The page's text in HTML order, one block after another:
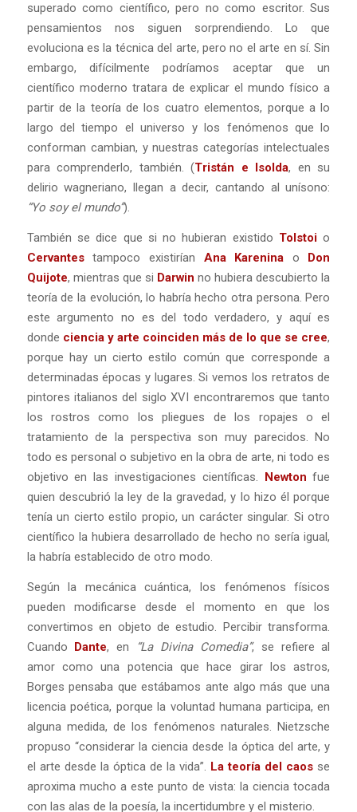
superado como científico, pero no como escritor. Sus
pensamientos nos siguen sorprendiendo. Lo que
evoluciona es la técnica del arte, pero no el arte en sí. Sin
embargo, difícilmente podríamos aceptar que un
científico moderno tratara de explicar el mundo físico a
partir de la teoría de los cuatro elementos, porque a lo
largo del tiempo el universo y los fenómenos que lo
conforman cambian, y nuestras categorías intelectuales
para comprenderlo, también. (Tristán e Isolda, en su
delirio wagneriano, llegan a decir, cantando al unísono:
“Yo soy el mundo”).
También se dice que si no hubieran existido Tolstoi o
Cervantestampoco existirían Ana Karenina o Don
Quijote, mientras que si Darwin no hubiera descubierto la
teoría de la evolución, lo habría hecho otra persona. Pero
este argumento no es del todo verdadero, y aquí es
donde ciencia y arte coinciden más de lo que se cree,
porque hay un cierto estilo común que corresponde a
determinadas épocas y lugares. Si vemos los retratos de
pintores italianos del siglo XVI encontraremos que tanto
los rostros como los pliegues de los ropajes o el
tratamiento de la perspectiva son muy parecidos. No
todo es personal o subjetivo en la obra de arte, ni todo es
objetivo en las investigaciones científicas. Newton fue
quien descubrió la ley de la gravedad, y lo hizo él porque
tenía un cierto estilo propio, un carácter singular. Si otro
científico la hubiera desarrollado de hecho no sería igual,
la habría establecido de otro modo.
Según la mecánica cuántica, los fenómenos físicos
pueden modificarse desde el momento en que los
convertimos en objeto de estudio. Percibir transforma.
Cuando Dante, en “La Divina Comedia”, se refiere al
amor como una potencia que hace girar los astros,
Borges pensaba que estábamos ante algo más que una
licencia poética, porque la voluntad humana participa, en
alguna medida, de los fenómenos naturales. Nietzsche
propuso “considerar la ciencia desde la óptica del arte, y
el arte desde la óptica de la vida”. La teoría del caos se
aproxima mucho a este punto de vista: la ciencia tocada
con las alas de la poesía, la incertidumbre y el misterio.